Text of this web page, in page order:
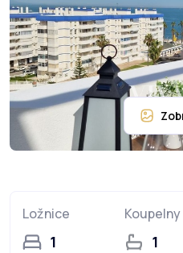
Ložnice
1
Koupelny
1